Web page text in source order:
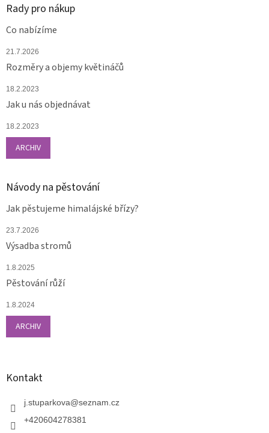
Rady pro nákup
Co nabízíme
21.7.2026
Rozměry a objemy květináčů
18.2.2023
Jak u nás objednávat
18.2.2023
ARCHIV
Návody na pěstování
Jak pěstujeme himalájské břízy?
23.7.2026
Výsadba stromů
1.8.2025
Pěstování růží
1.8.2024
ARCHIV
Kontakt
j.stuparkova@seznam.cz
+420604278381